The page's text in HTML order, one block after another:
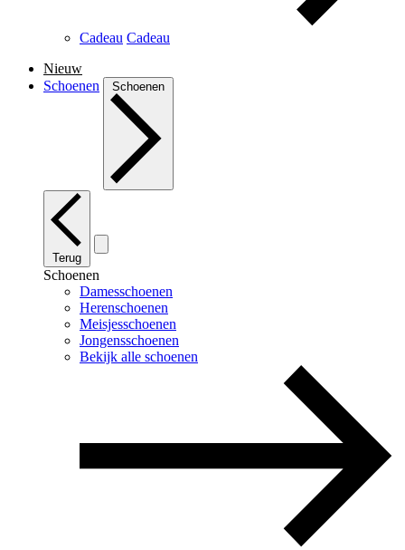
Cadeau Cadeau
Nieuw
Schoenen
Schoenen
Terug
Schoenen
Damesschoenen
Herenschoenen
Meisjesschoenen
Jongensschoenen
Bekijk alle schoenen